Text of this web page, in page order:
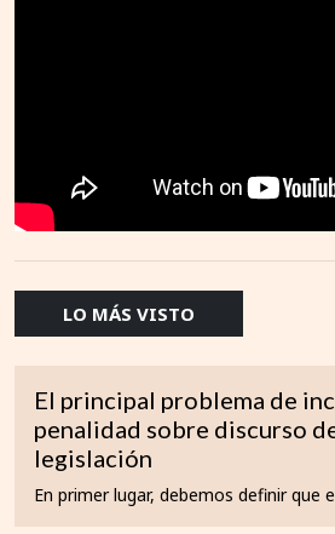
LO MÁS VISTO
El principal problema de
penalidad sobre discurso
legislación
En primer lugar, debemos definir que